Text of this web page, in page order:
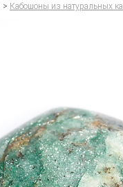
> Кабошоны из натуральных